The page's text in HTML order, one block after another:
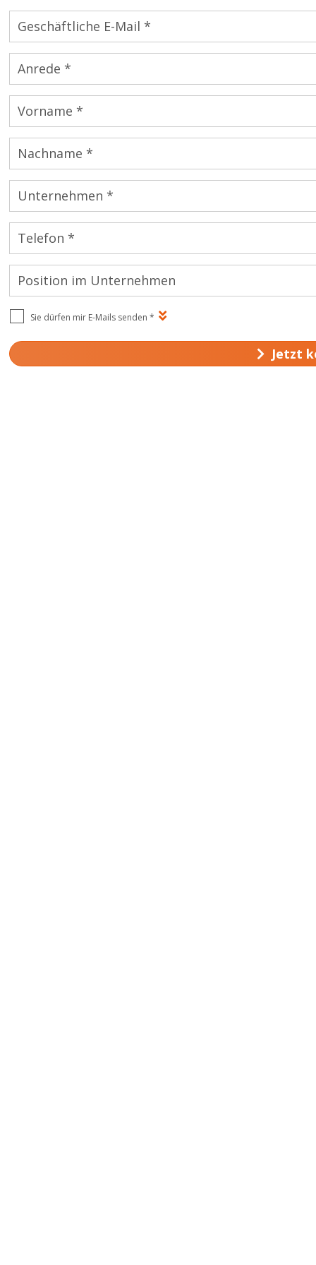
Geschäftliche E-Mail *
Anrede *
Vorname *
Nachname *
Unternehmen *
Telefon *
Position im Unternehmen
Sie dürfen mir E-Mails senden *
Jetzt